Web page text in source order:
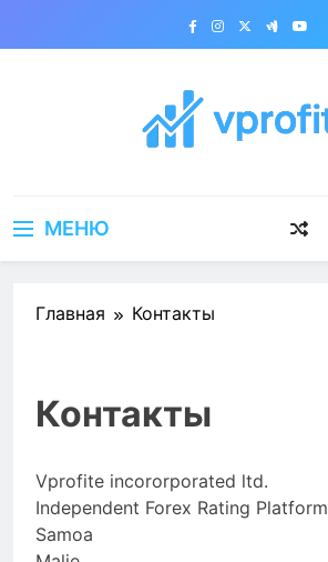
МЕНЮ
Главная Контакты
Контакты
Vprofite incororporated ltd.
Independent Forex Rating Platform
Samoa